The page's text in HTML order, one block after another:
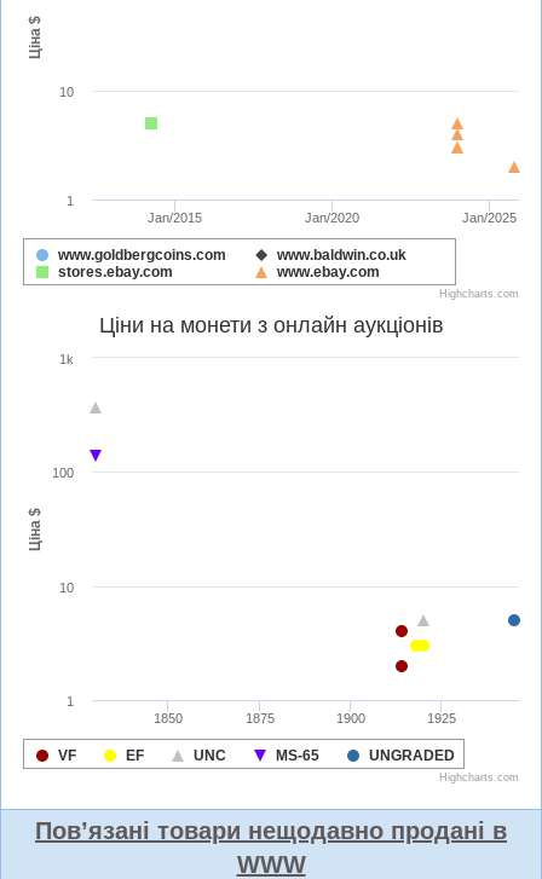
Пов’язані товари нещодавно продані в
WWW